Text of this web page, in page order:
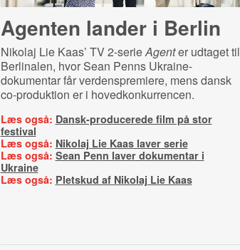
Agenten lander i Berlin
Nikolaj Lie Kaas’ TV 2-serieAgenter udtaget til
Berlinalen, hvor Sean Penns Ukraine-
dokumentar får verdenspremiere, mens dansk
co-produktion er i hovedkonkurrencen.
Læs også: Dansk-producerede film på stor
festival
Læs også: Nikolaj Lie Kaas laver serie
Læs også: Sean Penn laver dokumentar i
Ukraine
Læs også: Pletskud af Nikolaj Lie Kaas